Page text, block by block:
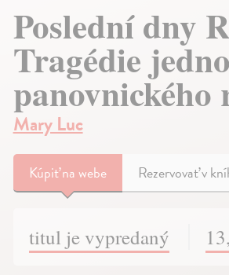
Poslední dny
Tragédie
panovnického
Mary Luc
Kúpiťna webe Rezervovať v
titul je vypredaný